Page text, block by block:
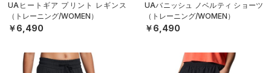
UAヒートギア プリント レギンス
（トレーニング/WOMEN）
￥6,490
UAバニッシュ ノベルティ ショーツ
（トレーニング/WOMEN）
￥6,490